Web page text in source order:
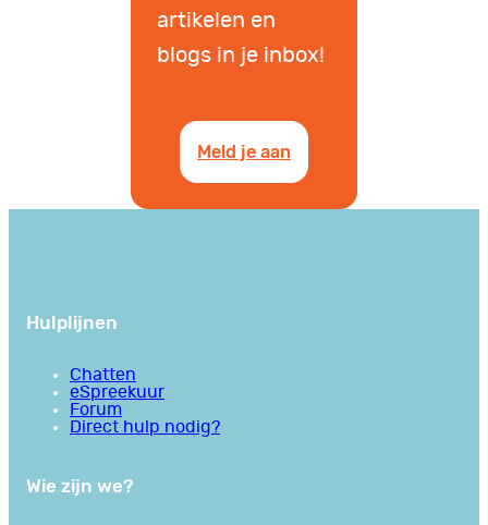
artikelen en
blogs in je inbox!
Meld je aan
Hulplijnen
Chatten
eSpreekuur
Forum
Direct hulp nodig?
Wie zijn we?